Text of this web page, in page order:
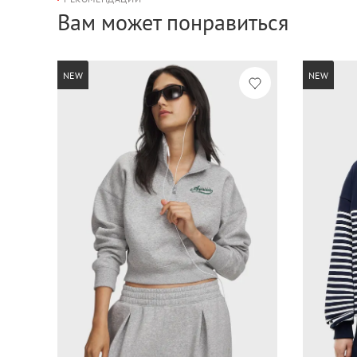
Вам может понравиться
NEW NEW